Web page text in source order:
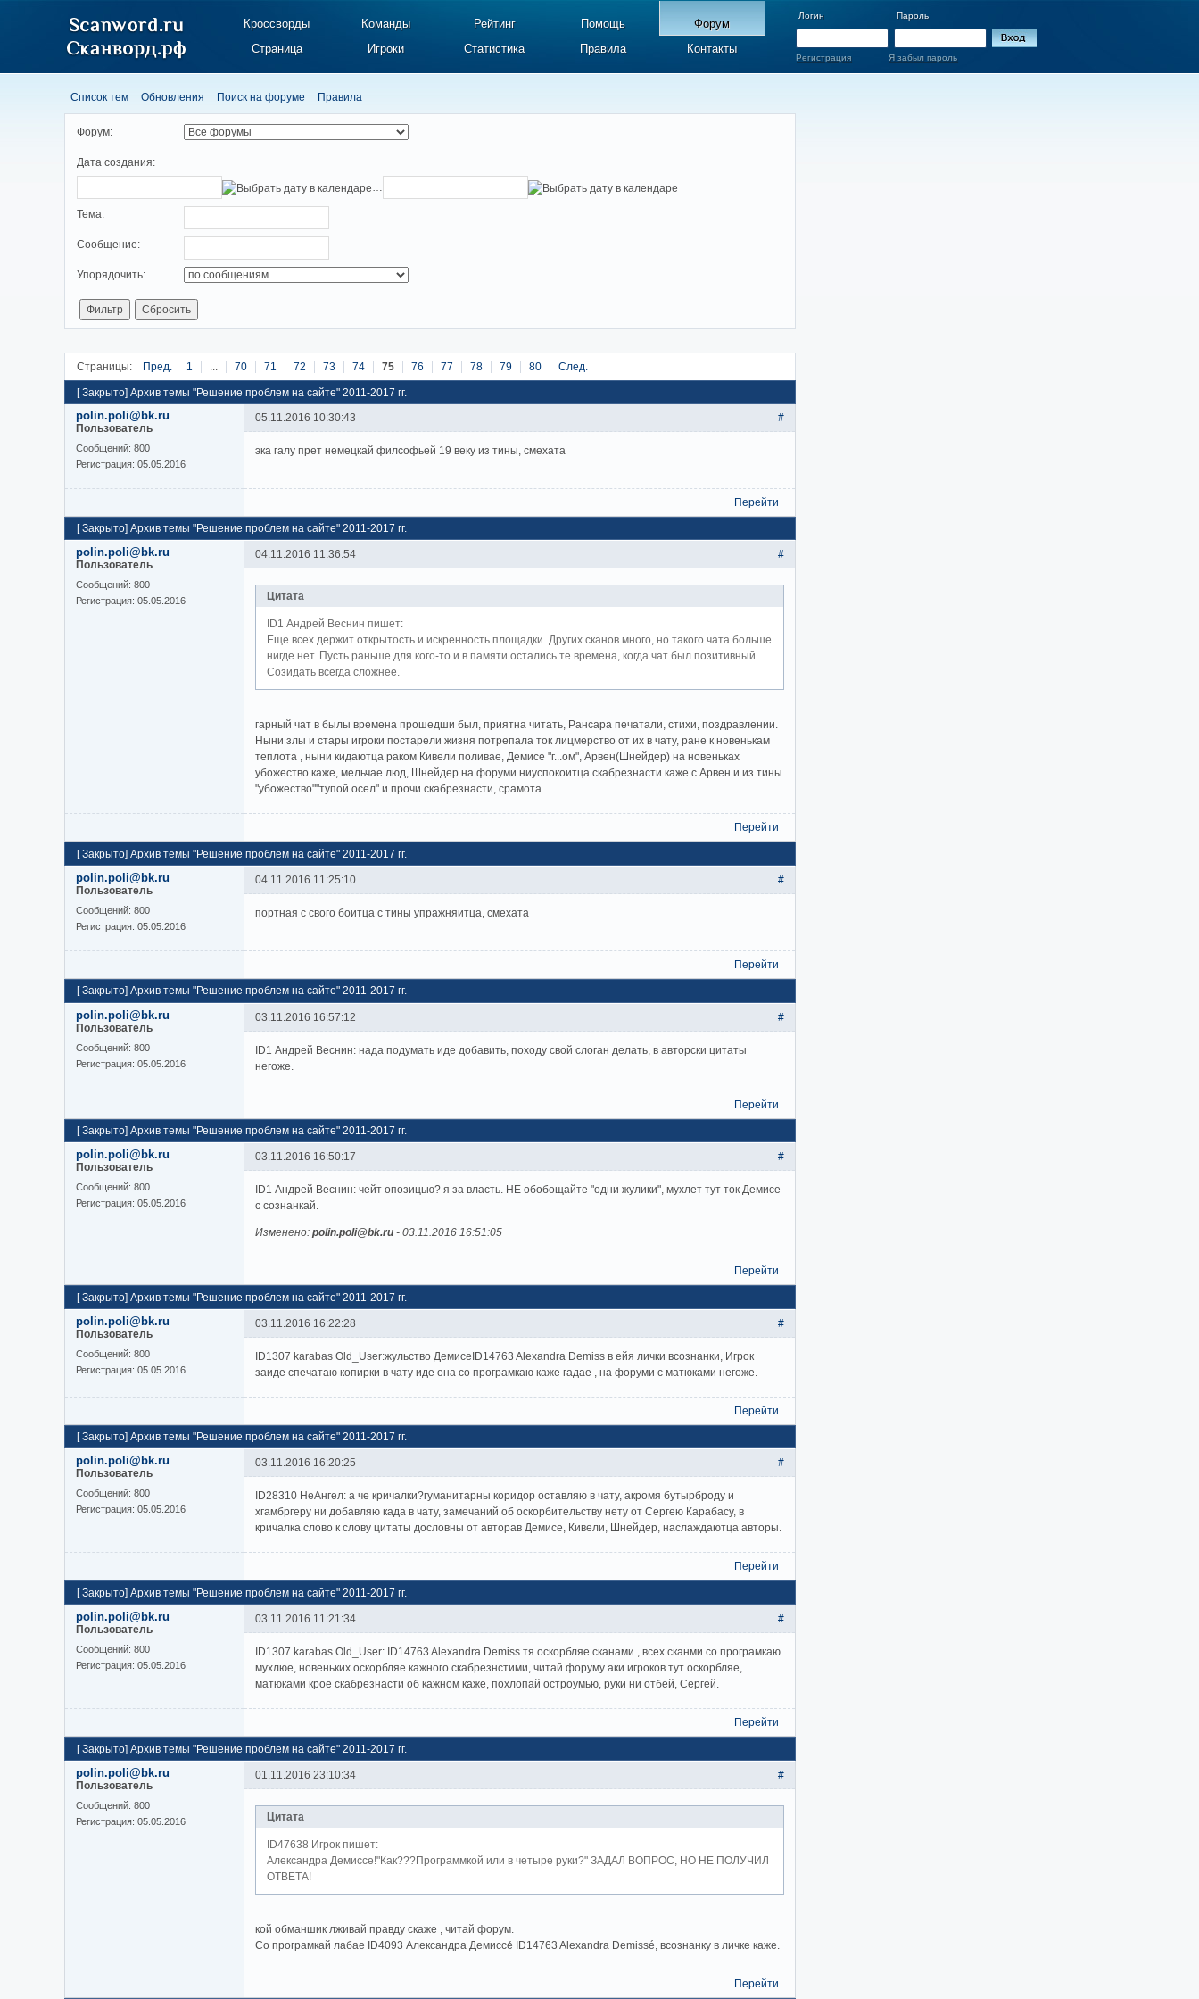
Кроссворды Команды Рейтинг Помощь
Форум
Страница
Игроки Статистика Правила Контакты
Логин Пароль
Регистрация Я забыл пароль
Список тем Обновления Поиск на форуме Правила
Форум:
Дата создания:
…
Тема:
Cooбщение:
Упорядочить:
Страницы: Пред. 1 ... 70 71 72 73 74 75 76 77 78 79 80 След.
[Закрыто] Архив темы "Решение проблем на сайте" 2011-2017 гг.
polin.poli@bk.ru
Пользователь
Cообщений: 800
Регистрация: 05.05.2016
#
05.11.2016 10:30:43
эка галу прет немецкай филсофьей 19 веку из тины, смехата
Перейти
[Закрыто] Архив темы "Решение проблем на сайте" 2011-2017 гг.
polin.poli@bk.ru
Пользователь
Cообщений: 800
Регистрация: 05.05.2016
#
04.11.2016 11:36:54
Цитата
ID1 Андрей Веснин пишет:
Еще всех держит открытость и искренность площадки. Других сканов много, но такого чата больше
нигде нет. Пусть раньше для кого-то и в памяти остались те времена, когда чат был позитивный.
Созидать всегда сложнее.
гарный чат в былы времена прошедши был, приятна читать, Рансара печатали, стихи, поздравлении.
Ныни злы и стары игроки постарели жизня потрепала ток лицмерство от их в чату, ране к новенькам
теплота , ныни кидаютца раком Кивели поливае, Демисе "г...ом", Арвен(Шнейдер) на новеньках
убожество каже, мельчае люд, Шнейдер на форуми ниуспокоитца скабрезнасти каже с Арвен и из тины
"убожество""тупой осел" и прочи скабрезнасти, срамота.
Перейти
[Закрыто] Архив темы "Решение проблем на сайте" 2011-2017 гг.
polin.poli@bk.ru
Пользователь
Cообщений: 800
Регистрация: 05.05.2016
#
04.11.2016 11:25:10
портная с свого боитца с тины упражняитца, смехата
Перейти
[Закрыто] Архив темы "Решение проблем на сайте" 2011-2017 гг.
polin.poli@bk.ru
Пользователь
Cообщений: 800
Регистрация: 05.05.2016
#
03.11.2016 16:57:12
ID1 Андрей Веснин: нада подумать иде добавить, походу свой слоган делать, в авторски цитаты
негоже.
Перейти
[Закрыто] Архив темы "Решение проблем на сайте" 2011-2017 гг.
polin.poli@bk.ru
Пользователь
Cообщений: 800
Регистрация: 05.05.2016
#
03.11.2016 16:50:17
ID1 Андрей Веснин: чейт опозицью? я за власть. НЕ обобощайте "одни жулики", мухлет тут ток Демисе
с сознанкай.
Изменено: polin.poli@bk.ru - 03.11.2016 16:51:05
Перейти
[Закрыто] Архив темы "Решение проблем на сайте" 2011-2017 гг.
polin.poli@bk.ru
Пользователь
Cообщений: 800
Регистрация: 05.05.2016
#
03.11.2016 16:22:28
ID1307 karabas Old_User:жульство ДемисеID14763 Alexandra Demiss в ейя лички всознанки, Игрок
заиде спечатаю копирки в чату иде она со програмкаю каже гадае , на форуми с матюками негоже.
Перейти
[Закрыто] Архив темы "Решение проблем на сайте" 2011-2017 гг.
polin.poli@bk.ru
Пользователь
Cообщений: 800
Регистрация: 05.05.2016
#
03.11.2016 16:20:25
ID28310 НеАнгел: а че кричалки?гуманитарны коридор оставляю в чату, акромя бутырброду и
хгамбргеру ни добавляю када в чату, замечаний об оскорбительству нету от Сергею Карабасу, в
кричалка слово к слову цитаты дословны от авторав Демисе, Кивели, Шнейдер, наслаждаютца авторы.
Перейти
[Закрыто] Архив темы "Решение проблем на сайте" 2011-2017 гг.
polin.poli@bk.ru
Пользователь
Cообщений: 800
Регистрация: 05.05.2016
#
03.11.2016 11:21:34
ID1307 karabas Old_User: ID14763 Alexandra Demiss тя оскорбляе сканами , всех сканми со програмкаю
мухлюе, новеньких оскорбляе кажного скабрезнстими, читай форуму аки игроков тут оскорбляе,
матюками крое скабрезнасти об кажном каже, похлопай остроумью, руки ни отбей, Сергей.
Перейти
[Закрыто] Архив темы "Решение проблем на сайте" 2011-2017 гг.
polin.poli@bk.ru
Пользователь
Cообщений: 800
Регистрация: 05.05.2016
#
01.11.2016 23:10:34
Цитата
ID47638 Игрок пишет:
Александра Демиссе!"Как???Программкой или в четыре руки?" ЗАДАЛ ВОПРОС, НО НЕ ПОЛУЧИЛ
ОТВЕТА!
кой обманшик лживай правду скаже , читай форум.
Со програмкай лабае ID4093 Александра Демиссе́ ID14763 Alexandra Demissé, всознанку в личке каже.
Перейти